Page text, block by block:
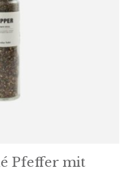
Pfeffer mit